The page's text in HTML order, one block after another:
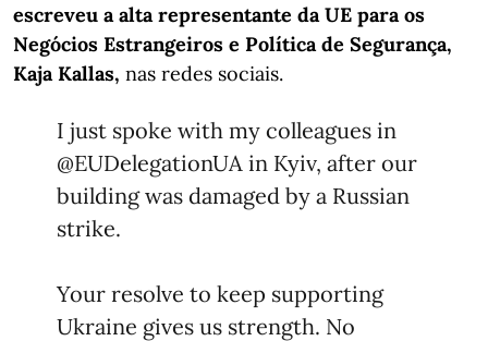
escreveu a alta representante da UE para os
Negócios Estrangeiros e Política de Segurança,
Kaja Kallas, nas redes sociais.
I just spoke with my colleagues in
@EUDelegationUA in Kyiv, after our
building was damaged by a Russian
strike.
Your resolve to keep supporting
Ukraine gives us strength. No